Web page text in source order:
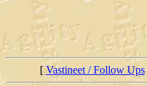
[Vastineet / Follow Ups